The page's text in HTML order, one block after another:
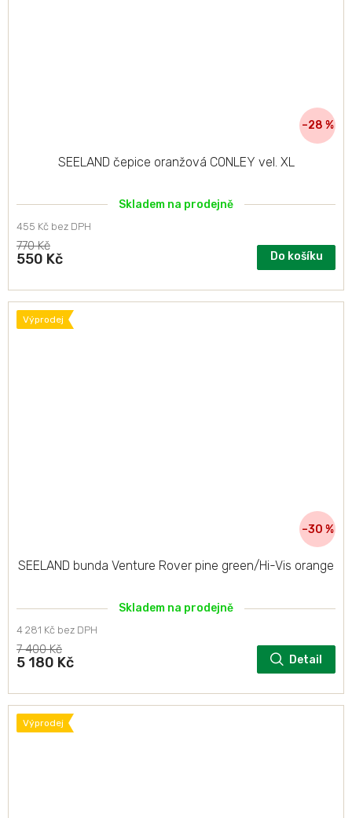
–28 %
SEELAND čepice oranžová CONLEY vel. XL
Skladem na prodejně
455 Kč bez DPH
770 Kč
550 Kč Do košíku
Výprodej
–30 %
SEELAND bunda Venture Rover pine green/Hi-Vis orange
Skladem na prodejně
4 281 Kč bez DPH
7 400 Kč
5 180 Kč Detail
Výprodej